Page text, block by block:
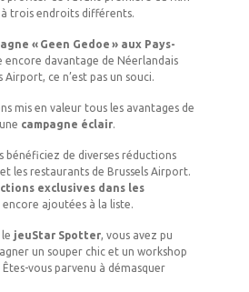
à trois endroits différents.
« Geen Gedoe » aux Pays-
encore davantage de Néerlandais
Airport, ce n’est pas un souci.
mis en valeur tous les avantages de
campagne éclair.
bénéficiez de diverses réductions
les restaurants de Brussels Airport.
exclusives dans les
encore ajoutées à la liste.
jeuStar Spotter, vous avez pu
un souper chic et un workshop
vous parvenu à démasquer